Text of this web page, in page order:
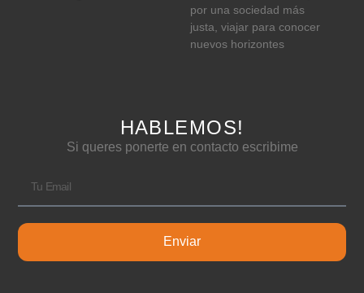
por una sociedad más
justa, viajar para conocer
nuevos horizontes
HABLEMOS!
Si queres ponerte en contacto escribime
Enviar